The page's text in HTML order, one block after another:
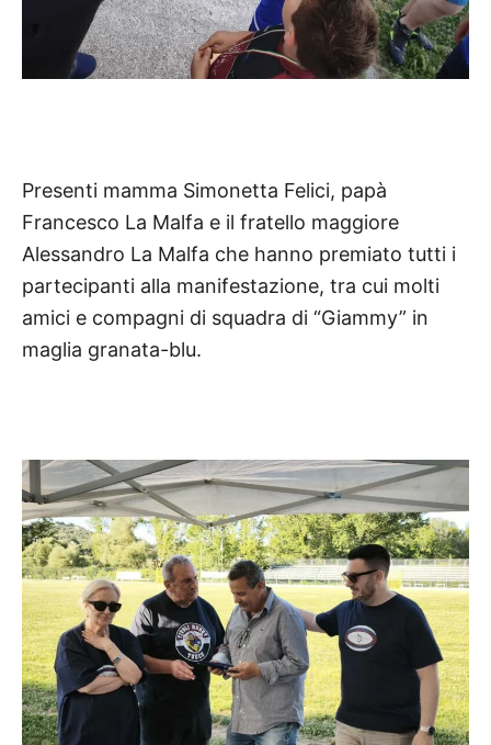
Presenti mamma Simonetta Felici, papà
Francesco La Malfa e il fratello maggiore
Alessandro La Malfa che hanno premiato tutti i
partecipanti alla manifestazione, tra cui molti
amici e compagni di squadra di “Giammy” in
maglia granata-blu.